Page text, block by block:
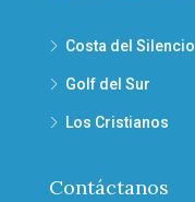
Costa del Silencio
Golf del Sur
Los Cristianos
Contáctanos